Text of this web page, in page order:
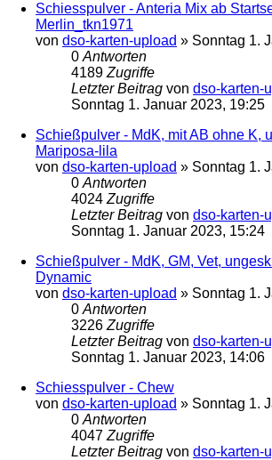
Schiesspulver - Anteria Mix ab
Merlin_tkn1971
von dso-karten-upload » Sonntag 1.
0Antworten
4189Zugriffe
Letzter Beitrag von dso-karten-
Sonntag 1. Januar 2023, 19:25
Schießpulver - MdK, mit AB ohne K,
Mariposa-lila
von dso-karten-upload » Sonntag 1.
0Antworten
4024Zugriffe
Letzter Beitrag von dso-karten-
Sonntag 1. Januar 2023, 15:24
Schießpulver - MdK, GM, Vet,
Dynamic
von dso-karten-upload » Sonntag 1.
0Antworten
3226Zugriffe
Letzter Beitrag von dso-karten-
Sonntag 1. Januar 2023, 14:06
Schiesspulver - Chew
von dso-karten-upload » Sonntag 1.
0Antworten
4047Zugriffe
Letzter Beitrag von dso-karten-